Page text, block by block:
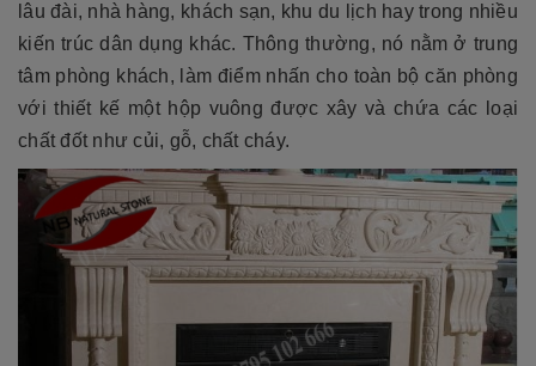
lâu đài, nhà hàng, khách sạn, khu du lịch hay trong nhiều
kiến trúc dân dụng khác. Thông thường, nó nằm ở trung
tâm phòng khách, làm điểm nhấn cho toàn bộ căn phòng
với thiết kế một hộp vuông được xây và chứa các loại
chất đốt như củi, gỗ, chất cháy.